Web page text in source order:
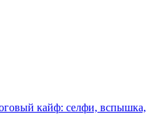
кайф: селфи, вспышка,